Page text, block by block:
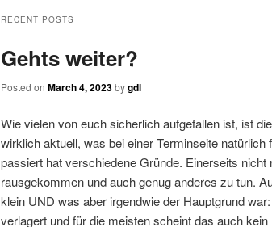
RECENT POSTS
Gehts weiter?
Posted on March 4, 2023bygdl
Wie vielen von euch sicherlich aufgefallen ist, ist
wirklich aktuell, was bei einer Terminseite
passiert hat verschiedene Gründe. Einerseits
rausgekommen und auch genug anderes zu tun.
klein UND was aber irgendwie der Hauptgrund
verlagert und für die meisten scheint das auch